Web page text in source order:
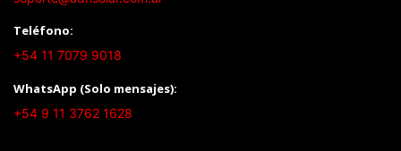
Teléfono:
+54 11 7079 9018
WhatsApp (Solo mensajes):
+54 9 11 3762 1628